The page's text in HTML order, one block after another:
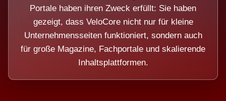
Portale haben ihren Zweck erfüllt: Sie haben
gezeigt, dass VeloCore nicht nur für kleine
Unternehmensseiten funktioniert, sondern auch
für große Magazine, Fachportale und skalierende
Inhaltsplattformen.